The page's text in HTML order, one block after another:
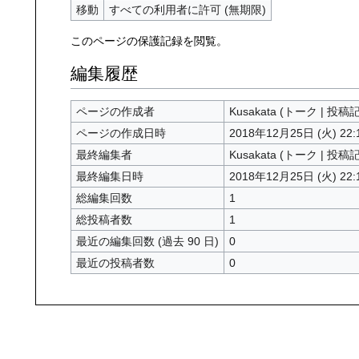
移動
すべての利用者に許可 (無期限)
このページの保護記録を閲覧。
編集履歴
ページの作成者 Kusakata (トーク | 投稿
ページの作成日時
2018年12月25日 (火)
最終編集者
Kusakata (トーク | 投稿
最終編集日時
2018年12月25日 (火)
総編集回数
1
総投稿者数
1
最近の編集回数 (過去 90 日)
0
最近の投稿者数
0